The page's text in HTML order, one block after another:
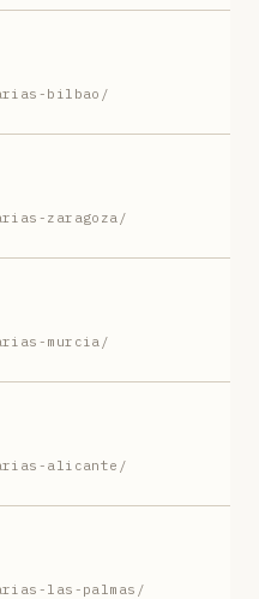
bilbao/
zaragoza/
murcia/
alicante/
las-palmas/